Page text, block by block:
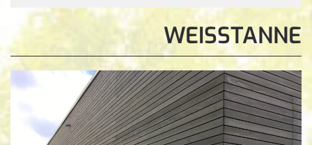
WEISSTANNE